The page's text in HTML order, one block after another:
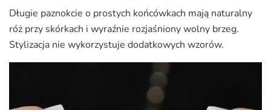
Długie paznokcie o prostych końcówkach mają naturalny
róż przy skórkach i wyraźnie rozjaśniony wolny brzeg.
Stylizacja nie wykorzystuje dodatkowych wzorów.